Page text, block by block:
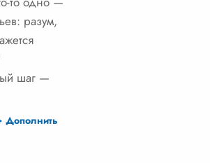
разум,
шаг —
Дополнить